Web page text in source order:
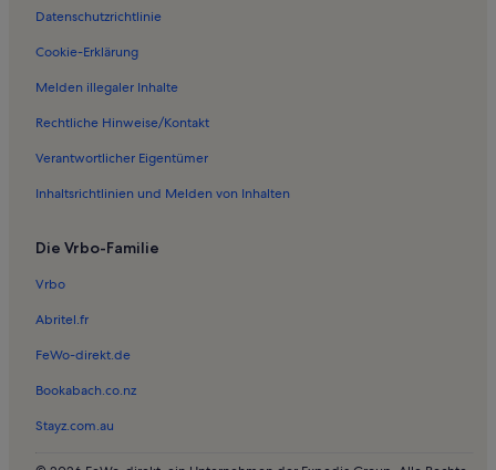
Ferienwohnungen in Teschenmoschel
Ferienwohnungen in Gerbach
Ferienwohnungen in Seelen
Ferienwohnungen in Oberwiesen
Ferienwohnungen in Gaugrehweiler
Ferienwohnungen in Kriegsfeld
Ferienwohnungen in Katholische Kirche Rockenhausen
Ferienwohnungen in Falkenstein
Ferienwohnungen in Nußbach
Ferienwohnungen in Hefersweiler
Ferienwohnungen in Dielkirchen
Ferienwohnungen in Stahlberg
Ferienwohnungen in Bisterschied
Datenschutzrichtlinie
Cookie-Erklärung
Melden illegaler Inhalte
Rechtliche Hinweise/Kontakt
Verantwortlicher Eigentümer
Inhaltsrichtlinien und Melden von Inhalten
Die Vrbo-Familie
Vrbo
Abritel.fr
FeWo-direkt.de
Bookabach.co.nz
Stayz.com.au